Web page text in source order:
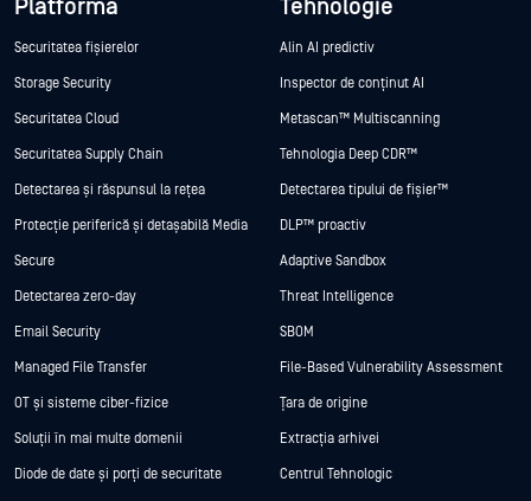
Platforma
Securitatea fișierelor
Storage Security
Securitatea Cloud
Securitatea Supply Chain
Detectarea și răspunsul la rețea
Protecție periferică și detașabilă Media
Secure
Detectarea zero-day
Email Security
Managed File Transfer
OT și sisteme ciber-fizice
Soluții în mai multe domenii
Diode de date și porți de securitate
Tehnologie
Alin AI predictiv
Inspector de conținut AI
Metascan™ Multiscanning
Tehnologia Deep CDR™
Detectarea tipului de fișier™
DLP™ proactiv
Adaptive Sandbox
Threat Intelligence
SBOM
File-Based Vulnerability Assessment
Țara de origine
Extracția arhivei
Centrul Tehnologic